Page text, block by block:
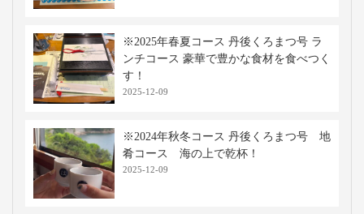
※2025年春夏コース 丹後くろまつ号 ラ
ンチコース 豪華で豊かな食材を食べつく
す！
2025-12-09
※2024年秋冬コース 丹後くろまつ号 地
肴コース 海の上で乾杯！
2025-12-09